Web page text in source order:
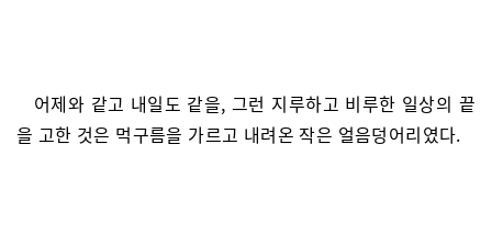
어제와 같고 내일도 같을, 그런 지루하고 비루한 일상의 끝
을 고한 것은 먹구름을 가르고 내려온 작은 얼음덩어리였다.